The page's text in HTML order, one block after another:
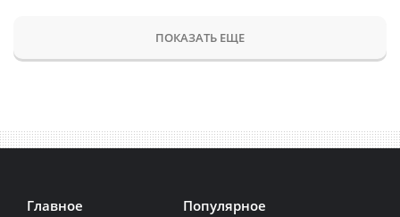
ПОКАЗАТЬ ЕЩЕ
Главное Популярное